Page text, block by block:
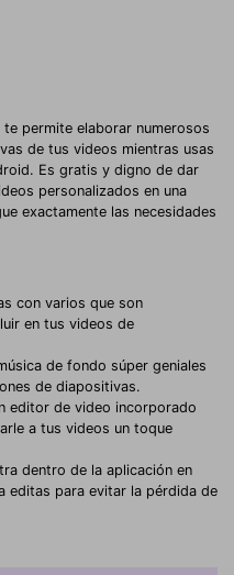
permite elaborar numerosos
de tus videos mientras usas
Es gratis y digno de dar
personalizados en una
exactamente las necesidades
con varios que son
en tus videos de
de fondo súper geniales
de diapositivas.
editor de video incorporado
a tus videos un toque
dentro de la aplicación en
editas para evitar la pérdida de